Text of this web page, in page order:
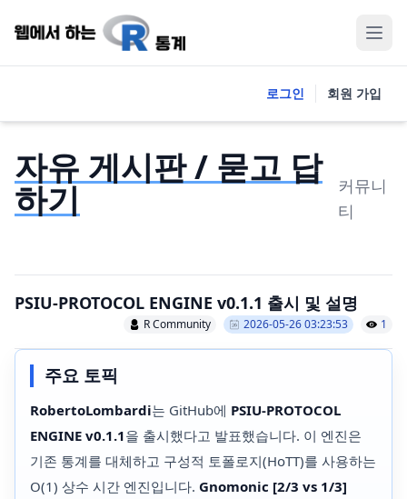
로그인 회원 가입
자유 게시판 / 묻고 답
하기
커뮤니
티
PSIU-PROTOCOL ENGINE v0.1.1 출시 및 설명
R Community 2026-05-26 03:23:53 1
주요 토픽
RobertoLombardi는 GitHub에 PSIU-PROTOCOL
ENGINE v0.1.1을 출시했다고 발표했습니다. 이 엔진은
기존 통계를 대체하고 구성적 토폴로지(HoTT)를 사용하는
O(1) 상수 시간 엔진입니다. Gnomonic [2/3 vs 1/3]